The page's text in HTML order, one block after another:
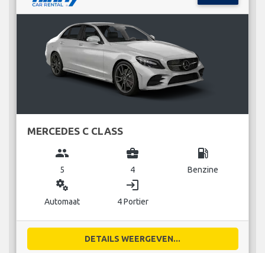
MERCEDES C CLASS
group
5
business_center
4
local_gas_station
Benzine
miscellaneous_services
Automaat
login
4 Portier
DETAILS WEERGEVEN...